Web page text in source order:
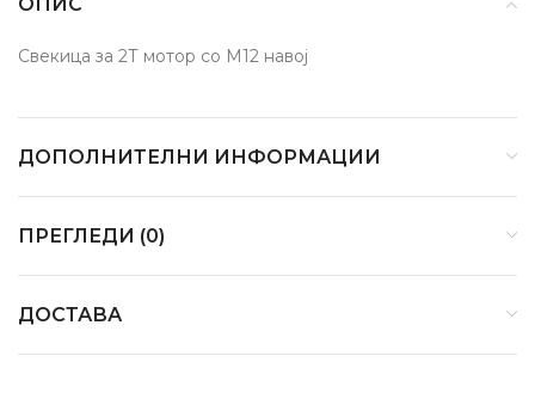
Свекица за 2Т мотор со М12 навој
ДОПОЛНИТЕЛНИ ИНФОРМАЦИИ
ПРЕГЛЕДИ (0)
ДОСТАВА